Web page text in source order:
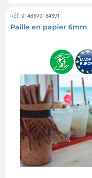
Réf. 01483V0184391
Paille en papier 6mm